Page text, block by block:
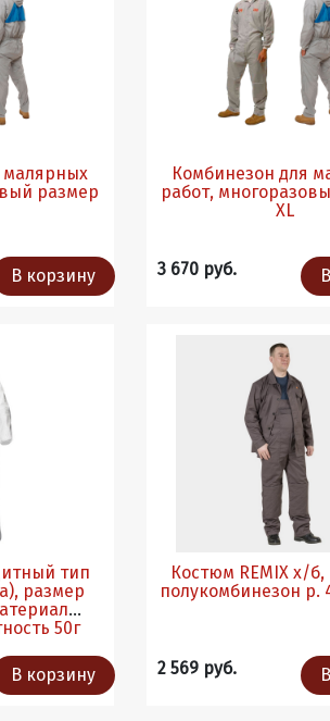
малярных
В корзину
Комбинезон для
работ, многоразовый
XL
3 670 руб.
тип
размер
50г
В корзину
Костюм REMIX х/б,
2 569 руб.